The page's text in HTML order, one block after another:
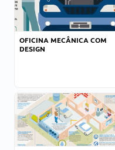
OFICINA MECÂNICA COM
DESIGN